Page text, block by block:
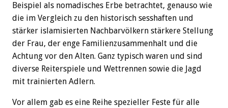
Beispiel als nomadisches Erbe betrachtet, genauso wie
die im Vergleich zu den historisch sesshaften und
stärker islamisierten Nachbarvölkern stärkere Stellung
der Frau, der enge Familienzusammenhalt und die
Achtung vor den Alten. Ganz typisch waren und sind
diverse Reiterspiele und Wettrennen sowie die Jagd
mit trainierten Adlern.
Vor allem gab es eine Reihe spezieller Feste für alle